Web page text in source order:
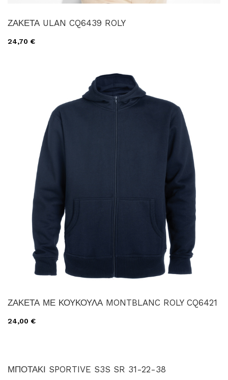
ΖΑΚΕΤΑ ULAN CQ6439 ROLY
24,70 €
ΖΑΚΕΤΑ ΜΕ ΚΟΥΚΟΥΛΑ MONTBLANC ROLY CQ6421
24,00 €
ΜΠΟΤΑΚΙ SPORTIVE S3S SR 31-22-38